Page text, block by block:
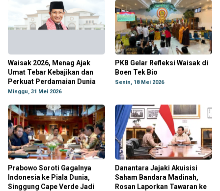
Waisak 2026, Menag Ajak
Umat Tebar Kebajikan dan
Perkuat Perdamaian Dunia
Minggu, 31 Mei 2026
PKB Gelar Refleksi Waisak di
Boen Tek Bio
Senin, 18 Mei 2026
Prabowo Soroti Gagalnya
Indonesia ke Piala Dunia,
Singgung Cape Verde Jadi
Danantara Jajaki Akuisisi
Saham Bandara Madinah,
Rosan Laporkan Tawaran ke